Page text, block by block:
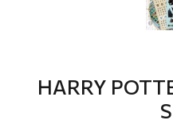
HARRY